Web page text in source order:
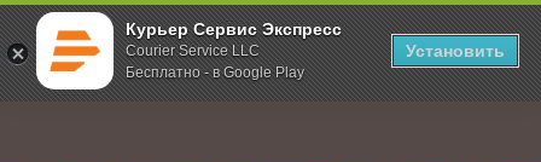
Курьер Сервис Экспресс
Courier Service LLC
Бесплатно - в Google Play
Установить
; Главная О компании Новости Выставка «ТрансБалтика-2016» в